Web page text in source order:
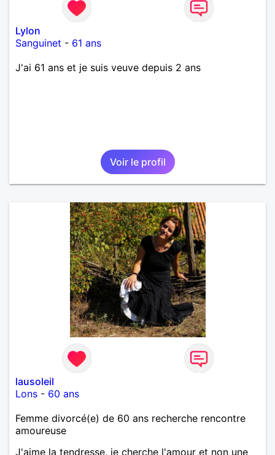
Lylon
Sanguinet - 61 ans
J'ai 61 ans et je suis veuve depuis 2 ans
Voir le profil
lausoleil
Lons - 60 ans
Femme divorcé(e) de 60 ans recherche rencontre
amoureuse
J'aime la tendresse, je cherche l'amour et non une